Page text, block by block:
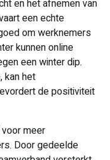
en het afnemen van
een echte
om werknemers
kunnen online
een winter dip.
kan het
de positiviteit
meer
Door gedeelde